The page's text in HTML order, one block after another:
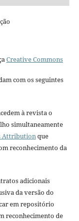
Creative Commons
com os seguintes
à revista o
simultaneamente
Attributionque
reconhecimento da
adicionais
da versão do
em repositório
reconhecimento de